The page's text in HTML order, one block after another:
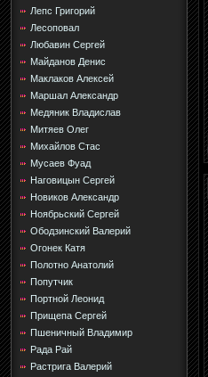
Лепс Григорий
Лесоповал
Любавин Сергей
Майданов Денис
Маклаков Алексей
Маршал Александр
Медяник Владислав
Митяев Олег
Михайлов Стас
Мусаев Фуад
Наговицын Сергей
Новиков Александр
Ноябрьский Сергей
Ободзинский Валерий
Огонек Катя
Полотно Анатолий
Попутчик
Портной Леонид
Прищепа Сергей
Пшеничный Владимир
Рада Рай
Растрига Валерий